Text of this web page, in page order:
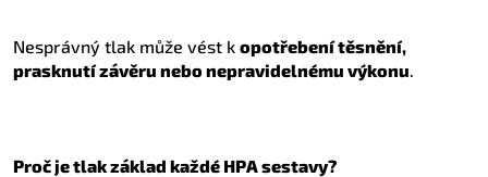
Nesprávný tlak může vést k opotřebení těsnění,
prasknutí závěru nebo nepravidelnému výkonu
Proč je tlak základ každé HPA sestavy?